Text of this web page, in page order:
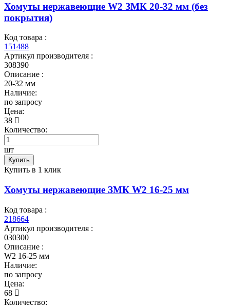
Хомуты нержавеющие W2 ЗМК 20-32 мм (без
покрытия)
Код товара :
151488
Артикул производителя :
308390
Описание :
20-32 мм
Наличие:
по запросу
Цена:
38
Количество:
шт
Купить
Купить в 1 клик
Хомуты нержавеющие ЗМК W2 16-25 мм
Код товара :
218664
Артикул производителя :
030300
Описание :
W2 16-25 мм
Наличие:
по запросу
Цена:
68
Количество: